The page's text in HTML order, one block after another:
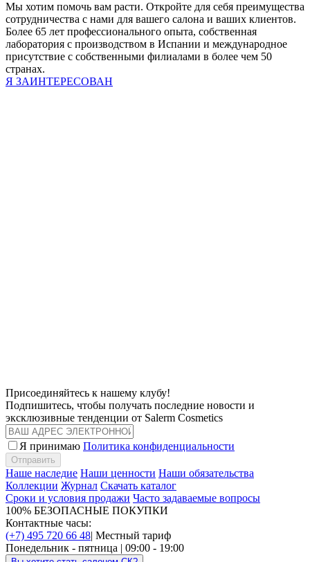
Мы хотим помочь вам расти. Откройте для себя преимущества
сотрудничества с нами для вашего салона и ваших клиентов.
Более 65 лет профессионального опыта, собственная
лаборатория с производством в Испании и международное
присутствие с собственными филиалами в более чем 50
странах.
Я ЗАИНТЕРЕСОВАН
Присоединяйтесь к нашему клубу!
Подпишитесь, чтобы получать последние новости и
эксклюзивные тенденции от Salerm Cosmetics
Я принимаю Политика конфиденциальности
Отправить
Наше наследие Наши ценности Наши обязательства
Коллекции Журнал Скачать каталог
Сроки и условия продажи Часто задаваемые вопросы
100% БЕЗОПАСНЫЕ ПОКУПКИ
Контактные часы:
(+7) 495 720 66 48| Местный тариф
Понедельник - пятница | 09:00 - 19:00